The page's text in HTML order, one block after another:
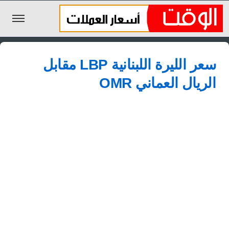
الليرة السورية
الجنيه المصري
الريال السعودي
سعر الليرة اللبنانية LBP مقابل
الريال العماني OMR